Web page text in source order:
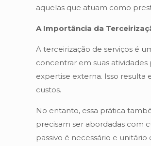
aquelas que atuam como
A Importância da
A terceirização de serviços é
concentrar em suas
expertise externa. Isso resulta
custos.
No entanto, essa prática
precisam ser abordadas com
passivo é necessário e